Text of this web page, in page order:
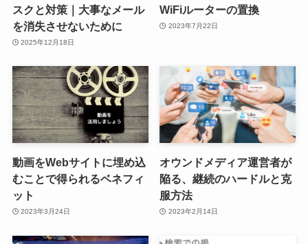
スクと対策｜大事なメール
を消失させないために
2025年12月18日
WiFiルーターの置換
2023年7月22日
動画をWebサイトに埋め込
むことで得られるベネフィ
ット
2023年3月24日
オウンドメディア運営者が
陥る、継続のハードルと克
服方法
2023年2月14日